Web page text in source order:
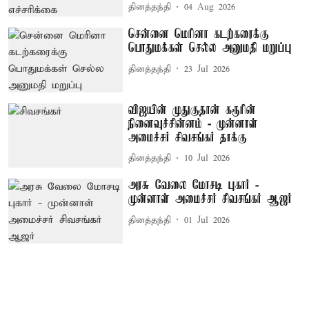
தினத்தந்தி 04 Aug 2026
சென்னை மெரினா கடற்கரைக்கு
பொதுமக்கள் செல்ல அனுமதி மறுப்பு
தினத்தந்தி 23 Jul 2026
விஜயின் முதுகுதான் கரூரின்
நினைவுச்சின்னம் - முன்னாள்
அமைச்சர் சிவசங்கர் தாக்கு
தினத்தந்தி 10 Jul 2026
அரசு வேலை மோசடி புகார் -
முன்னாள் அமைச்சர் சிவசங்கர் ஆஜர்
தினத்தந்தி 01 Jul 2026